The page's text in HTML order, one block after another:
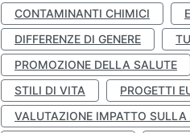
CONTAMINANTI CHIMICI
DIFFERENZE DI GENERE
PROMOZIONE DELLA SALUTE
STILI DI VITA
PROGETTI
VALUTAZIONE IMPATTO SULLA